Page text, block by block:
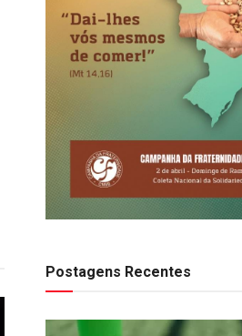
Postagens Recentes